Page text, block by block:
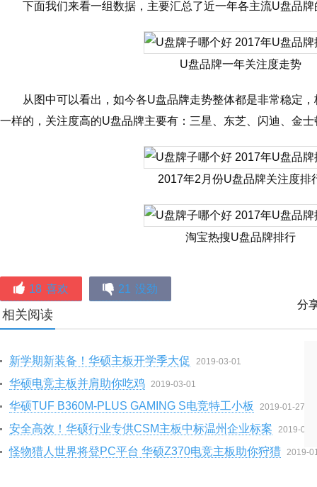
下面我们来看一组数据，主要汇总了近一年各主流U盘品
U盘品牌一年关注度走势
从图中可以看出，如今各U盘品牌走势整体都是非常稳定
一样的，关注度高的U盘品牌主要有：三星、东芝、闪迪、金
2017年2月份U盘品牌关注度排
淘宝热搜U盘品牌排行
分
18 喜欢 21 没劲
相关阅读
新学期新装备！华硕主板开学季大促 2019-03-01
华硕电竞主板并肩助你吃鸡 2019-03-01
华硕TUF B360M-PLUS GAMING S电竞特工小板 2019-01-27
安全高效！华硕行业专供CSM主板中标温州企业标案 2019-01-
怪物猎人世界将登PC平台 华硕Z370电竞主板助你狩猎 2019-